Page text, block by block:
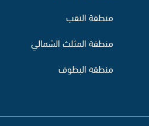
منطقة النقب
منطقة المثلث الشمالي
منطقة البطوف